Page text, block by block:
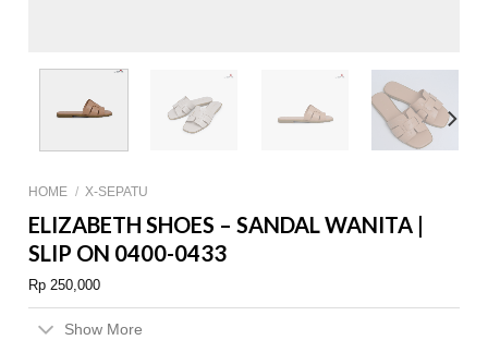
HOME / X-SEPATU
ELIZABETH SHOES – SANDAL WANITA |
SLIP ON 0400-0433
Rp 250,000
Show More